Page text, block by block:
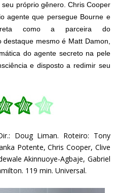
próprio gênero. Chris Cooper
agente que persegue Bourne e
como a parceira do
mesmo é Matt Damon,
do agente secreto na pele
e disposto a redimir seu
Doug Liman. Roteiro: Tony
Potente, Chris Cooper, Clive
Akinnuoye-Agbaje, Gabriel
119 min. Universal.